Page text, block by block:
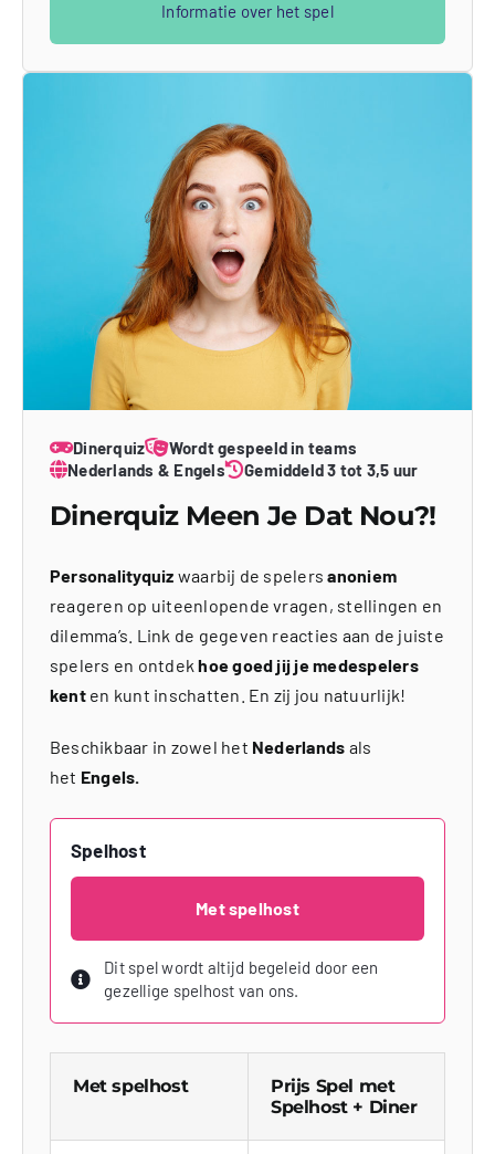
Informatie over het spel
Dinerquiz
Wordt gespeeld in teams
Nederlands & Engels
Gemiddeld 3 tot 3,5 uur
Dinerquiz Meen Je Dat Nou?!
Personalityquiz waarbij de spelersanoniem
reageren op uiteenlopende vragen, stellingen en
dilemma’s. Link de gegeven reacties aan de juiste
spelers en ontdekhoe goed jij je medespelers
kenten kunt inschatten. En zij jou natuurlijk!
Beschikbaar in zowel het Nederlands als
het Engels.
Spelhost
Met spelhost
Dit spel wordt altijd begeleid door een
gezellige spelhost van ons.
Met spelhost
Prijs Spel met
Spelhost + Diner